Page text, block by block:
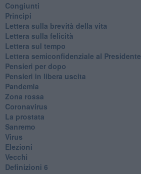
Congiunti
Principi
​Lettera sulla brevità della vita
​Lettera sulla felicità
​Lettera sul tempo
Lettera semiconfidenziale al Presidente
Pensieri per dopo
​Pensieri in libera uscita
Pandemia
Zona rossa
Coronavirus
La prostata
Sanremo
Virus
Elezioni
Vecchi
Definizioni 6